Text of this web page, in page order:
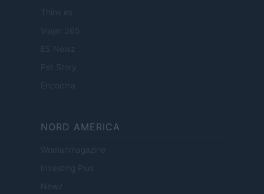
Think.es
Viajar 365
ES Newz
Pet Story
Encocina
NORD AMERICA
Womanmagazine
Investing Plus
Newz